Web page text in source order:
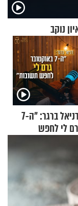
נוקב
קוד פתוח | דניאל ברגר: "ה-7
לי לחפש